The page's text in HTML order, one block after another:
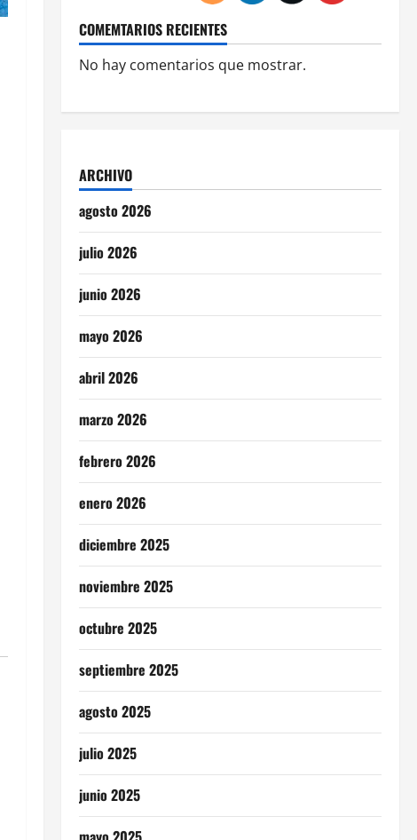
COMEMTARIOS RECIENTES
No hay comentarios que mostrar.
ARCHIVO
agosto 2026
julio 2026
junio 2026
mayo 2026
abril 2026
marzo 2026
febrero 2026
enero 2026
diciembre 2025
noviembre 2025
octubre 2025
septiembre 2025
agosto 2025
julio 2025
junio 2025